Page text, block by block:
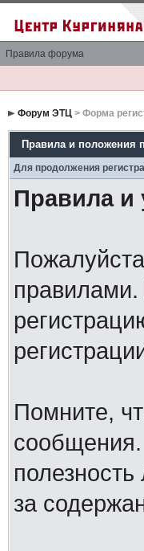
Правила форума
Форум ЭТЦ> Форма
Правила и положения
Для продолжения
Правила и
Помните,
сообщения.
за